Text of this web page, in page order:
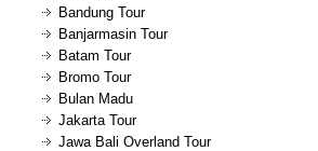
Bandung Tour
Banjarmasin Tour
Batam Tour
Bromo Tour
Bulan Madu
Jakarta Tour
Jawa Bali Overland Tour